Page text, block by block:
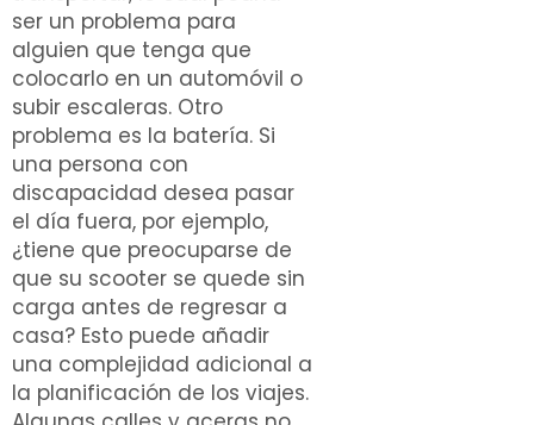
ser un problema para
alguien que tenga que
colocarlo en un automóvil o
subir escaleras. Otro
problema es la batería. Si
una persona con
discapacidad desea pasar
el día fuera, por ejemplo,
¿tiene que preocuparse de
que su scooter se quede sin
carga antes de regresar a
casa? Esto puede añadir
una complejidad adicional a
la planificación de los viajes.